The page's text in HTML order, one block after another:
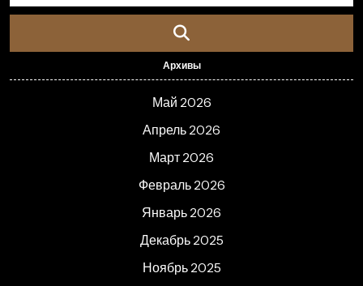
Архивы
Май 2026
Апрель 2026
Март 2026
Февраль 2026
Январь 2026
Декабрь 2025
Ноябрь 2025